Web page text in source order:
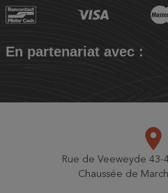
En partenariat avec :
place
Rue de Veeweyde 43-
Chaussée de